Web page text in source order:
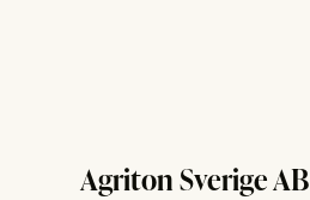
Agriton Sverige AB